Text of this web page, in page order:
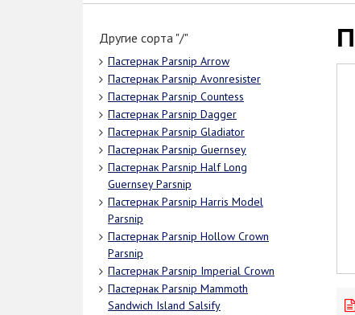
Другие сорта "/"
Пастернак Parsnip Arrow
Пастернак Parsnip Avonresister
Пастернак Parsnip Countess
Пастернак Parsnip Dagger
Пастернак Parsnip Gladiator
Пастернак Parsnip Guernsey
Пастернак Parsnip Half Long
Guernsey Parsnip
Пастернак Parsnip Harris Model
Parsnip
Пастернак Parsnip Hollow Crown
Parsnip
Пастернак Parsnip Imperial Crown
Пастернак Parsnip Mammoth
Sandwich Island Salsify